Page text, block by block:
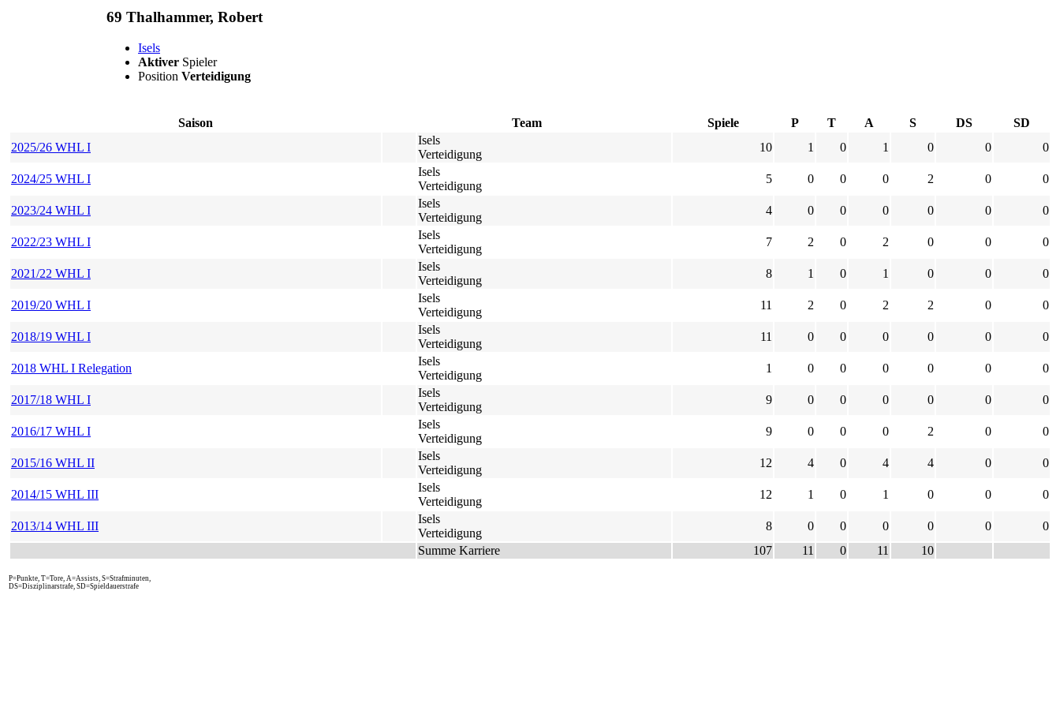
69 Thalhammer, Robert
Isels
Aktiver Spieler
Position Verteidigung
Saison Team Spiele P T A S DS
SD
2025/26 WHL I
Isels
Verteidigung
10 1 0 1 0 0 0
2024/25 WHL I
Isels
Verteidigung
5 0 0 0 2 0 0
2023/24 WHL I
Isels
Verteidigung
4 0 0 0 0 0 0
2022/23 WHL I
Isels
Verteidigung
7 2 0 2 0 0 0
2021/22 WHL I
Isels
Verteidigung
8 1 0 1 0 0 0
2019/20 WHL I
Isels
Verteidigung
11 2 0 2 2 0 0
2018/19 WHL I
Isels
Verteidigung
11 0 0 0 0 0 0
2018 WHL I Relegation
Isels
Verteidigung
1 0 0 0 0 0 0
2017/18 WHL I
Isels
Verteidigung
9 0 0 0 0 0 0
2016/17 WHL I
Isels
Verteidigung
9 0 0 0 2 0 0
2015/16 WHL II
Isels
Verteidigung
12 4 0 4 4 0 0
2014/15 WHL III
Isels
Verteidigung
12 1 0 1 0 0 0
2013/14 WHL III
Isels
Verteidigung
8 0 0 0 0 0
0
Summe Karriere
107 11 0 11 10
P=Punkte, T=Tore, A=Assists, S=Strafminuten,
DS=Disziplinarstrafe, SD=Spieldauerstrafe